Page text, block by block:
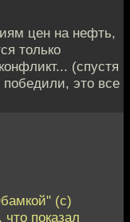
цен на нефть,
только
(спустя
это все
(с)
показал